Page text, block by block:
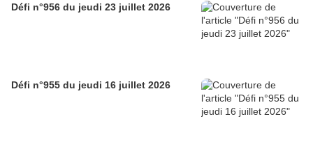
Défi n°956 du jeudi 23 juillet 2026
Défi n°955 du jeudi 16 juillet 2026